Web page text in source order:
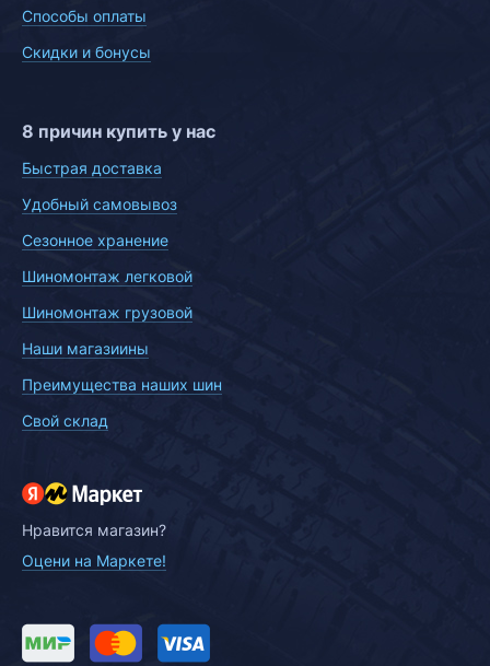
Способы оплаты
Скидки и бонусы
8 причин купить у нас
Быстрая доставка
Удобный самовывоз
Сезонное хранение
Шиномонтаж легковой
Шиномонтаж грузовой
Наши магазиины
Преимущества наших шин
Свой склад
Нравится магазин?
Оцени на Маркете!